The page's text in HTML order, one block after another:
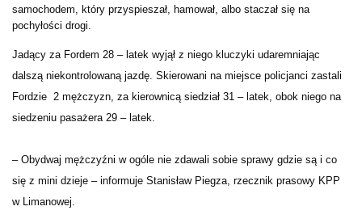
samochodem, który przyspieszał, hamował, albo staczał się na
pochyłości drogi.
Jadący za Fordem 28 – latek wyjął z niego kluczyki udaremniając
dalszą niekontrolowaną jazdę. Skierowani na miejsce policjanci zastali
Fordzie 2 mężczyzn, za kierownicą siedział 31 – latek, obok niego na
siedzeniu pasażera 29 – latek.
– Obydwaj mężczyźni w ogóle nie zdawali sobie sprawy gdzie są i co
się z mini dzieje – informuje Stanisław Piegza, rzecznik prasowy KPP
w Limanowej.